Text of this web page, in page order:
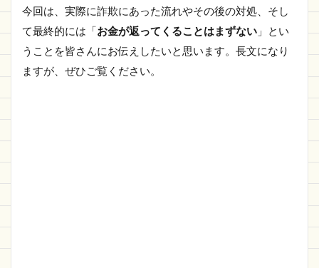
今回は、実際に詐欺にあった流れやその後の対処、そし
て最終的には「お金が返ってくることはまずない 」とい
うことを皆さんにお伝えしたいと思います。長文になり
ますが、ぜひご覧ください。